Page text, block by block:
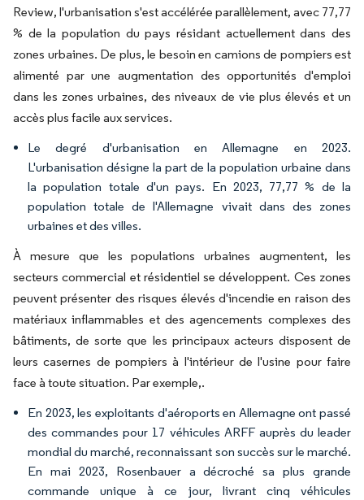
Review, l'urbanisation s'est accélérée parallèlement, avec 77,77
% de la population du pays résidant actuellement dans des
zones urbaines. De plus, le besoin en camions de pompiers est
alimenté par une augmentation des opportunités d'emploi
dans les zones urbaines, des niveaux de vie plus élevés et un
accès plus facile aux services.
Le degré d'urbanisation en Allemagne en 2023.
L'urbanisation désigne la part de la population urbaine dans
la population totale d'un pays. En 2023, 77,77 % de la
population totale de l'Allemagne vivait dans des zones
urbaines et des villes.
À mesure que les populations urbaines augmentent, les
secteurs commercial et résidentiel se développent. Ces zones
peuvent présenter des risques élevés d'incendie en raison des
matériaux inflammables et des agencements complexes des
bâtiments, de sorte que les principaux acteurs disposent de
leurs casernes de pompiers à l'intérieur de l'usine pour faire
face à toute situation. Par exemple,.
En 2023, les exploitants d'aéroports en Allemagne ont passé
des commandes pour 17 véhicules ARFF auprès du leader
mondial du marché, reconnaissant son succès sur le marché.
En mai 2023, Rosenbauer a décroché sa plus grande
commande unique à ce jour, livrant cinq véhicules